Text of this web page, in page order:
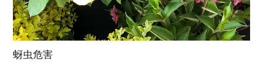
蚜虫危害